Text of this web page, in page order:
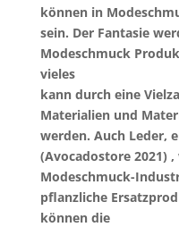
können in
sein. Der Fantasie
Modeschmuck
vieles
kann durch eine
Materialien und
werden. Auch Leder,
(Avocadostore 2021)
Modeschmuck-
pflanzliche
können die